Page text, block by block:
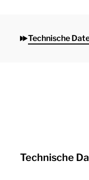
Technische
Technische